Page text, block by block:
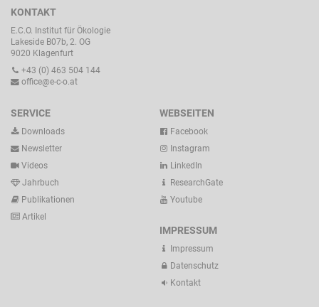
KONTAKT
E.C.O. Institut für Ökologie
Lakeside B07b, 2. OG
9020 Klagenfurt
+43 (0) 463 504 144
office@e-c-o.at
SERVICE
Downloads
Newsletter
Videos
Jahrbuch
Publikationen
Artikel
WEBSEITEN
Facebook
Instagram
LinkedIn
ResearchGate
Youtube
IMPRESSUM
Impressum
Datenschutz
Kontakt